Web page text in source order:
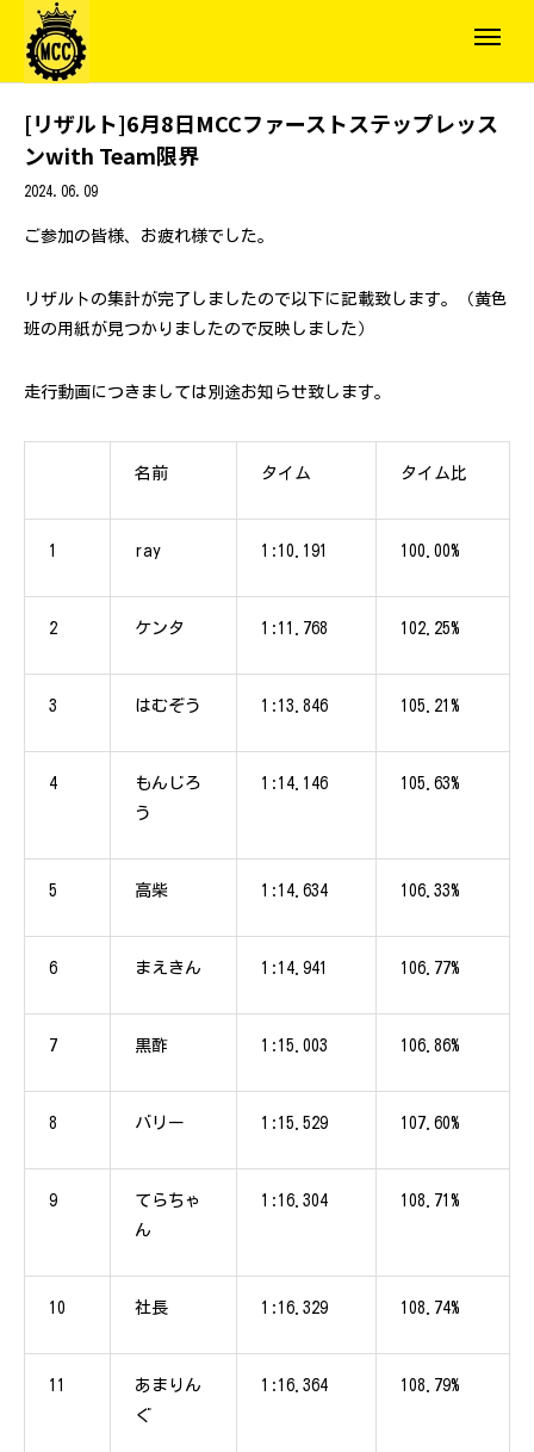
[リザルト]6月8日MCCファーストステップレッス
ンwith Team限界
2024.06.09
ご参加の皆様、お疲れ様でした。
リザルトの集計が完了しましたので以下に記載致します。（黄色
班の用紙が見つかりましたので反映しました）
走行動画につきましては別途お知らせ致します。
名前 タイム タイム比
1 ray 1:10.191 100.00%
2 ケンタ 1:11.768 102.25%
3 はむぞう 1:13.846 105.21%
4
もんじろ
う
1:14.146 105.63%
5 高柴 1:14.634 106.33%
6 まえきん 1:14.941 106.77%
7 黒酢 1:15.003 106.86%
8 バリー 1:15.529 107.60%
9
てらちゃ
ん
1:16.304 108.71%
10 社長 1:16.329 108.74%
11
あまりん
ぐ
1:16.364 108.79%